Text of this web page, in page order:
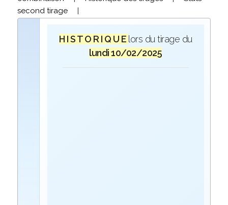
second tirage
|
H I S T O R I Q U E lors du tirage du
lundi 10/02/2025